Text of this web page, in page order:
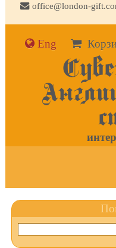
office@london-
Eng